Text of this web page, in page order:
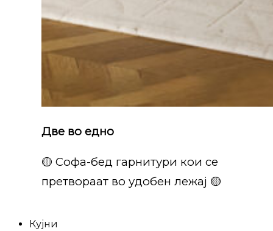
Две во едно
🟡 Софа-бед гарнитури кои се
претвораат во удобен лежај 🟡
Кујни